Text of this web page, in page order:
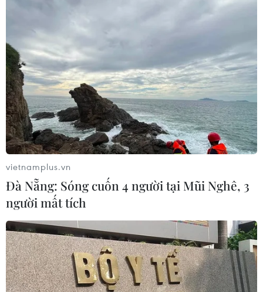
vietnamplus.vn
Đà Nẵng: Sóng cuốn 4 người tại Mũi Nghê, 3
người mất tích